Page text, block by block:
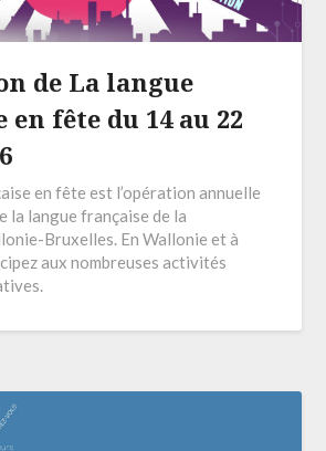
de La langue
fête du 14 au 22
en fête est l’opération annuelle
la langue française de la
Bruxelles. En Wallonie et à
aux nombreuses activités